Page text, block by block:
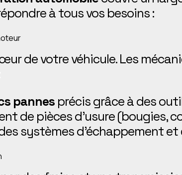
à tous vos besoins :
de votre véhicule. Les
pannes précis grâce à des
de pièces d’usure (bougies,
systèmes d’échappement et